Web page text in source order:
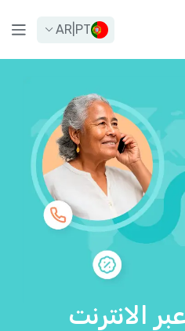
PT
AR
الانترنت